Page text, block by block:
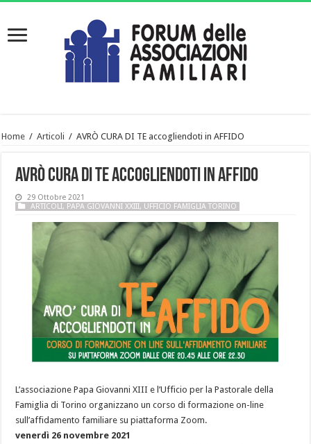
Home / Articoli / AVRÒ CURA DI TE accogliendoti in AFFIDO
AVRÒ CURA DI TE accogliendoti in AFFIDO
29 Ottobre 2021
ARTICOLI, PAPA GIOVANNI XXIII, UFFICIO FAMIGLIA TORINO
L’associazione Papa Giovanni XIII e l’Ufficio per la Pastorale della
Famiglia di Torino organizzano un corso di formazione on-line
sull’affidamento familiare su piattaforma Zoom.
venerdì 26 novembre 2021